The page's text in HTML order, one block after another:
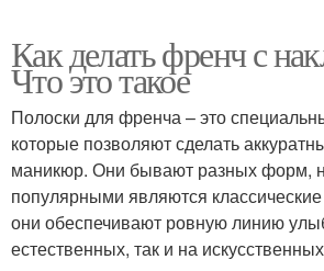
Как делать френч с
Что это такое
Полоски для френча – это
которые позволяют сделать
маникюр. Они бывают разных форм,
популярными являются
они обеспечивают ровную линию
естественных, так и на